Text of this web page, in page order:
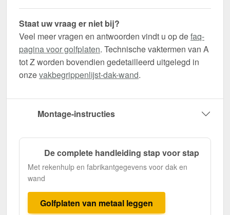
Staat uw vraag er niet bij?
Veel meer vragen en antwoorden vindt u op defaq-
pagina voor golfplaten. Technische vaktermen van A
tot Z worden bovendien gedetailleerd uitgelegd in
onzevakbegrippenlijst-dak-wand.
Montage-instructies
De complete handleiding stap voor stap
Met rekenhulp en fabrikantgegevens voor dak en
wand
Golfplaten van metaal leggen